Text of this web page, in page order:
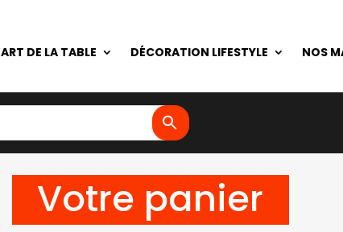
ART DE LA TABLE DÉCORATION LIFESTYLE NOS
Votre panier